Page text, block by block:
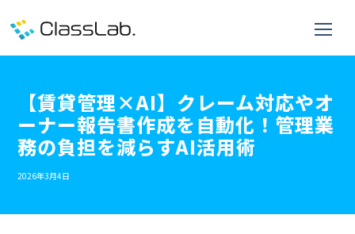
【賃貸管理×AI】クレーム対応やオ
ーナー報告書作成を自動化！管理業
務の負担を減らすAI活用術
2026年3月4日